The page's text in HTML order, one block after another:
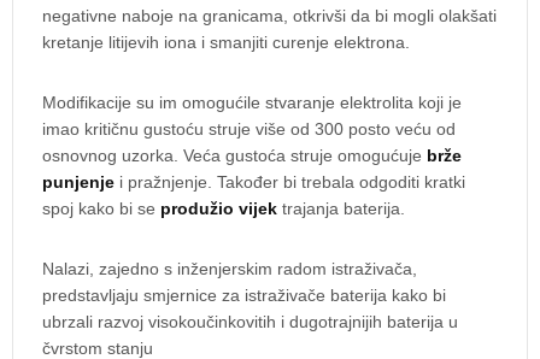
negativne naboje na granicama, otkrivši da bi mogli olakšati
kretanje litijevih iona i smanjiti curenje elektrona.
Modifikacije su im omogućile stvaranje elektrolita koji je
imao kritičnu gustoću struje više od 300 posto veću od
osnovnog uzorka. Veća gustoća struje omogućuje brže
punjenje i pražnjenje. Također bi trebala odgoditi kratki
spoj kako bi se produžio vijek trajanja baterija.
Nalazi, zajedno s inženjerskim radom istraživača,
predstavljaju smjernice za istraživače baterija kako bi
ubrzali razvoj visokoučinkovitih i dugotrajnijih baterija u
čvrstom stanju